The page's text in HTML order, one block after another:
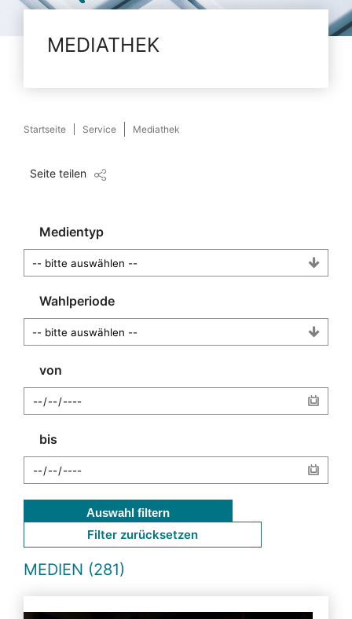
MEDIATHEK
Startseite Service Mediathek
Seite teilen
Medientyp
Wahlperiode
von
bis
Auswahl filtern
Filter zurücksetzen
MEDIEN (281)